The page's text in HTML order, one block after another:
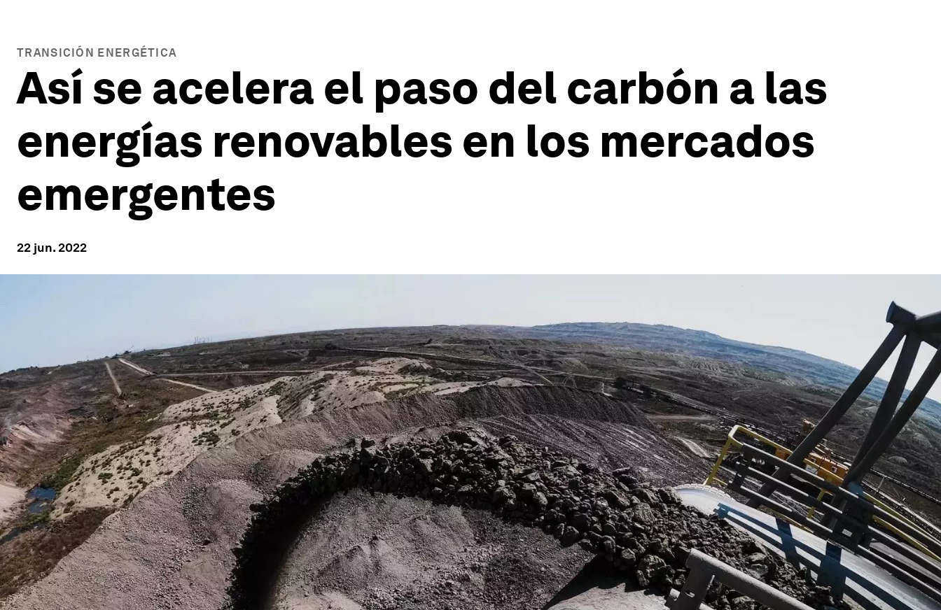
TRANSICIÓN ENERGÉTICA
Así se acelera el paso del carbón a las
energías renovables en los mercados
emergentes
22 jun. 2022